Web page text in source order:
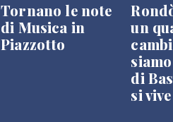
Tornano le note
di Musica in
Piazzotto
un
di
si